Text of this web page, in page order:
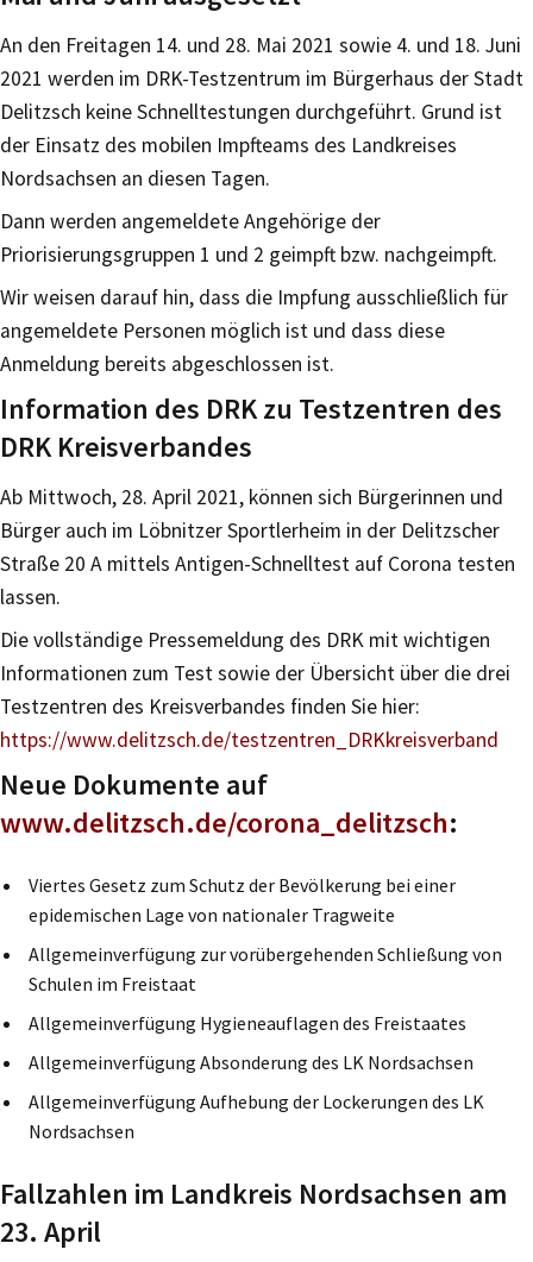
An den Freitagen 14. und 28. Mai 2021 sowie 4. und 18. Juni
2021 werden im DRK-Testzentrum im Bürgerhaus der Stadt
Delitzsch keine Schnelltestungen durchgeführt. Grund ist
der Einsatz des mobilen Impfteams des Landkreises
Nordsachsen an diesen Tagen.
Dann werden angemeldete Angehörige der
Priorisierungsgruppen 1 und 2 geimpft bzw. nachgeimpft.
Wir weisen darauf hin, dass die Impfung ausschließlich für
angemeldete Personen möglich ist und dass diese
Anmeldung bereits abgeschlossen ist.
Information des DRK zu Testzentren des
DRK Kreisverbandes
Ab Mittwoch, 28. April 2021, können sich Bürgerinnen und
Bürger auch im Löbnitzer Sportlerheim in der Delitzscher
Straße 20 A mittels Antigen-Schnelltest auf Corona testen
lassen.
Die vollständige Pressemeldung des DRK mit wichtigen
Informationen zum Test sowie der Übersicht über die drei
Testzentren des Kreisverbandes finden Sie hier:
https://www.delitzsch.de/testzentren_DRKkreisverband
Neue Dokumente auf
www.delitzsch.de/corona_delitzsch:
Viertes Gesetz zum Schutz der Bevölkerung bei einer
epidemischen Lage von nationaler Tragweite
Allgemeinverfügung zur vorübergehenden Schließung von
Schulen im Freistaat
Allgemeinverfügung Hygieneauflagen des Freistaates
Allgemeinverfügung Absonderung des LK Nordsachsen
Allgemeinverfügung Aufhebung der Lockerungen des LK
Nordsachsen
Fallzahlen im Landkreis Nordsachsen am
23. April